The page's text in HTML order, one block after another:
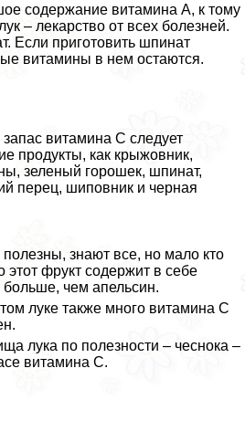
содержание витамина А, к тому
– лекарство от всех болезней.
Если приготовить шпинат
витамины в нем остаются.
витамина C следует
продукты, как крыжовник,
зеленый горошек, шпинат,
перец, шиповник и черная
знают все, но мало кто
этот фрукт содержит в себе
чем апельсин.
луке также много витамина С
лука по полезности – чеснока –
витамина С.